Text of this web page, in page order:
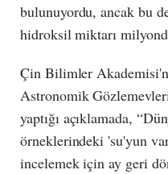
bulunuyordu, ancak bu
hidroksil miktarı
Çin Bilimler
Astronomik
yaptığı açıklamada,
örneklerindeki 'su'yun
incelemek için ay geri